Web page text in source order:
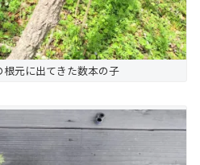
元に出てきた数本の子